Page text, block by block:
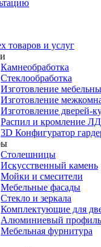
товаров и услуг
Камнеобработка
Стеклообработка
Изготовление
Изготовление
Изготовление дверей-
Распил и кромление
3D Конфигуратор
Столешницы
Искусственный камень
Мойки и смесители
Мебельные фасады
Стекло и зеркала
Комплектующие для
Алюминиевый профиль
Мебельная фурнитура